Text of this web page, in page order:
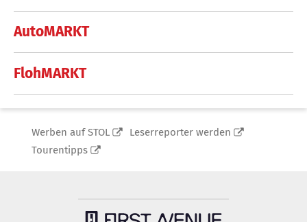
AutoMARKT
FlohMARKT
Werben auf STOL
Leserreporter werden
Tourentipps